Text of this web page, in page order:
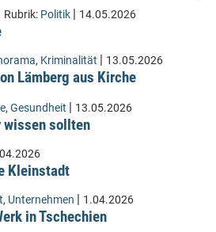
Rubrik: Politik | 14.05.2026
, Kriminalität | 13.05.2026
Lämberg aus Kirche
, Gesundheit | 13.05.2026
wissen sollten
Kleinstadt
, Unternehmen | 1.04.2026
in Tschechien